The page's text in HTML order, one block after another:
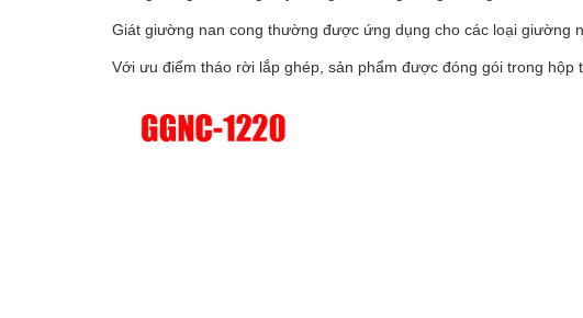
Giát giường nan cong thường được ứng dụng cho các loại giường
Với ưu điểm tháo rời lắp ghép, sản phẩm được đóng gói trong